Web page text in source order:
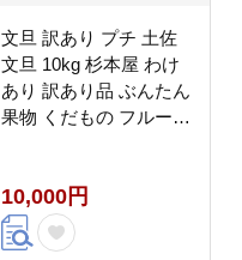
文旦 訳あり プチ 土佐
文旦 10kg 杉本屋 わけ
あり 訳あり品 ぶんたん
果物 くだもの フルーツ
かん ビタミン デザート
愛媛みかん 愛媛ミカン
産地直送 数量限定 国産
10,000円